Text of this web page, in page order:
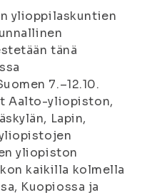
ylioppilaskuntien
tänä
7.–12.10.
Aalto-yliopiston,
Lapin,
yliopiston
kaikilla kolmella
Kuopiossa ja